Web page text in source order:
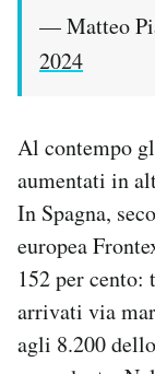
— Matteo
2024
Al contempo
aumentati in
In Spagna,
europea
152 per cento:
arrivati via
agli 8.200